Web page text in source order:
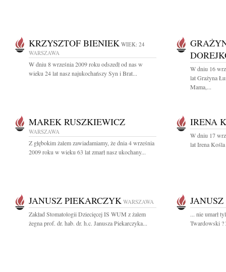
KRZYSZTOF BIENIEK WIEK: 24
WARSZAWA
W dniu 8 września 2009 roku odszedł od nas w
wieku 24 lat nasz najukochańszy Syn i Brat...
W dniu 16
lat Grażyna
Mama,...
MAREK RUSZKIEWICZ
WARSZAWA
Z głębokim żalem zawiadamiamy, że dnia 4 września
2009 roku w wieku 63 lat zmarł nasz ukochany...
IRENA
W dniu 17
lat Irena
JANUSZ PIEKARCZYK WARSZAWA
Zakład Stomatologii Dziecięcej IS WUM z żalem
żegna prof. dr. hab. dr. h.c. Janusza Piekarczyka...
... nie umarł
Twardowski ?